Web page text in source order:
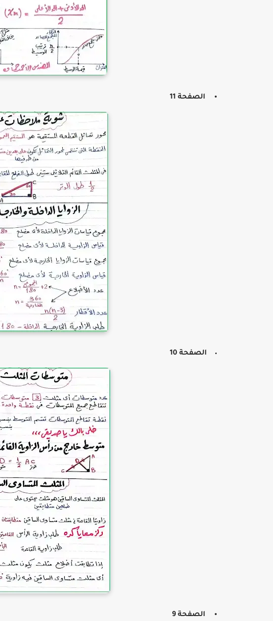
الصفحة 11
الصفحة 10
الصفحة 9